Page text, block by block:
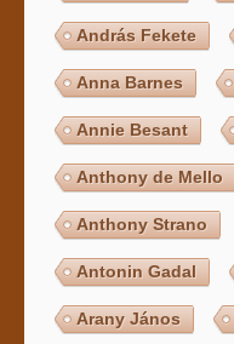
András Fekete
Anna Barnes
Annie Besant
Anthony de Mello
Anthony Strano
Antonin Gadal
Arany János